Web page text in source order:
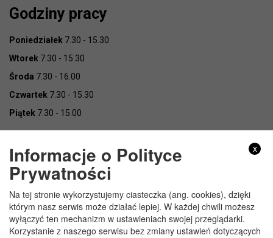
Godziny pracy
Poniedziałek 7.30 - 15.30
Wtorek 7.30 - 15.30
Środa 7.30 - 16.00
Czwartek 7.30 - 15.30
Piątek 7.30 - 15.00
Copyright © Urząd Gminy Wojcieszków
x
Informacje o Polityce
Prywatności
Na tej stronie wykorzystujemy ciasteczka (ang. cookies), dzięki
którym nasz serwis może działać lepiej. W każdej chwili możesz
wyłączyć ten mechanizm w ustawieniach swojej przeglądarki.
Korzystanie z naszego serwisu bez zmiany ustawień dotyczących